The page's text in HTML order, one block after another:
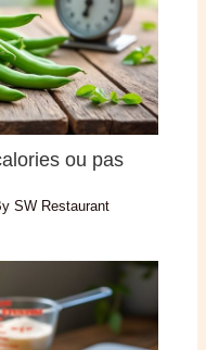
ou pas
SW Restaurant